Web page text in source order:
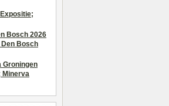
Bosch 2026
Bosch
Groningen
Minerva